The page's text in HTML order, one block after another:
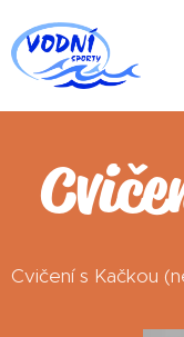
Cvičení s Kačkou